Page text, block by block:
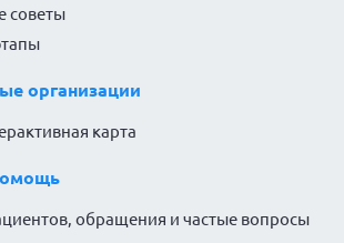
советы
организации
карта
обращения и частые вопросы